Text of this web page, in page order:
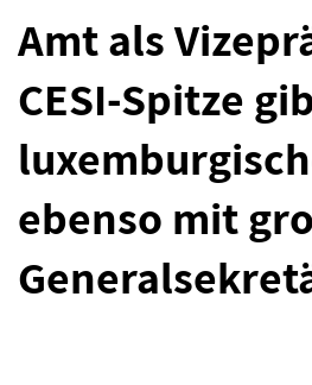
Amt als
CESI-Spitze
ebenso mit